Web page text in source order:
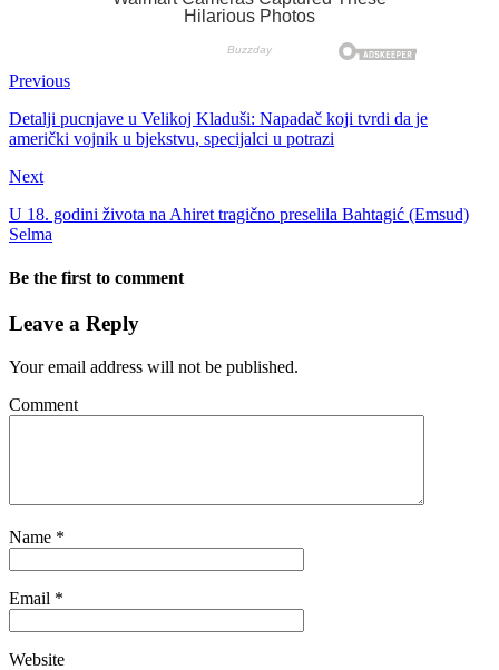
Previous
Detalji pucnjave u Velikoj Kladuši: Napadač koji tvrdi da je
američki vojnik u bjekstvu, specijalci u potrazi
Next
U 18. godini života na Ahiret tragično preselila Bahtagić (Emsud)
Selma
Be the first to comment
Leave a Reply
Your email address will not be published.
Comment
Name *
Email *
Website